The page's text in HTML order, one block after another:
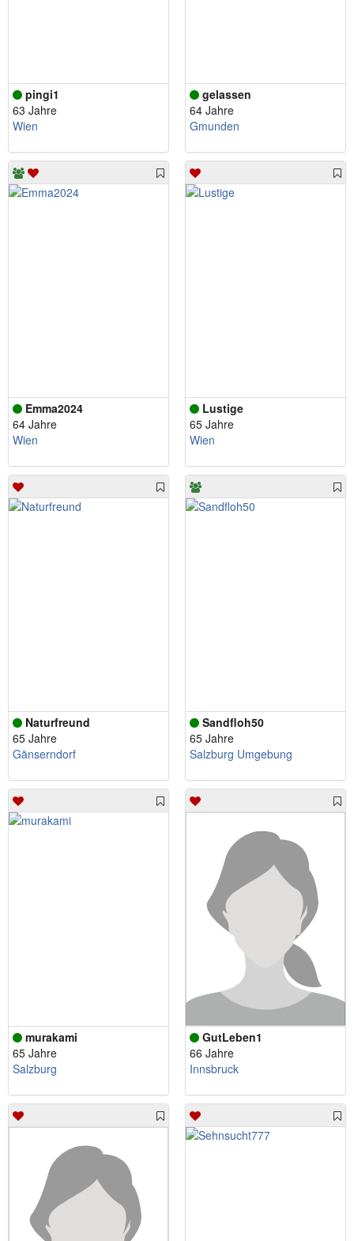
pingi1
63 Jahre
Wien
gelassen
64 Jahre
Gmunden
Emma2024
64 Jahre
Wien
Lustige
65 Jahre
Wien
Naturfreund
65 Jahre
Gänserndorf
Sandfloh50
65 Jahre
Salzburg Umgebung
murakami
65 Jahre
Salzburg
GutLeben1
66 Jahre
Innsbruck